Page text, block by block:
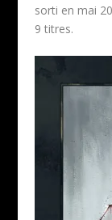
sorti en mai
9 titres.